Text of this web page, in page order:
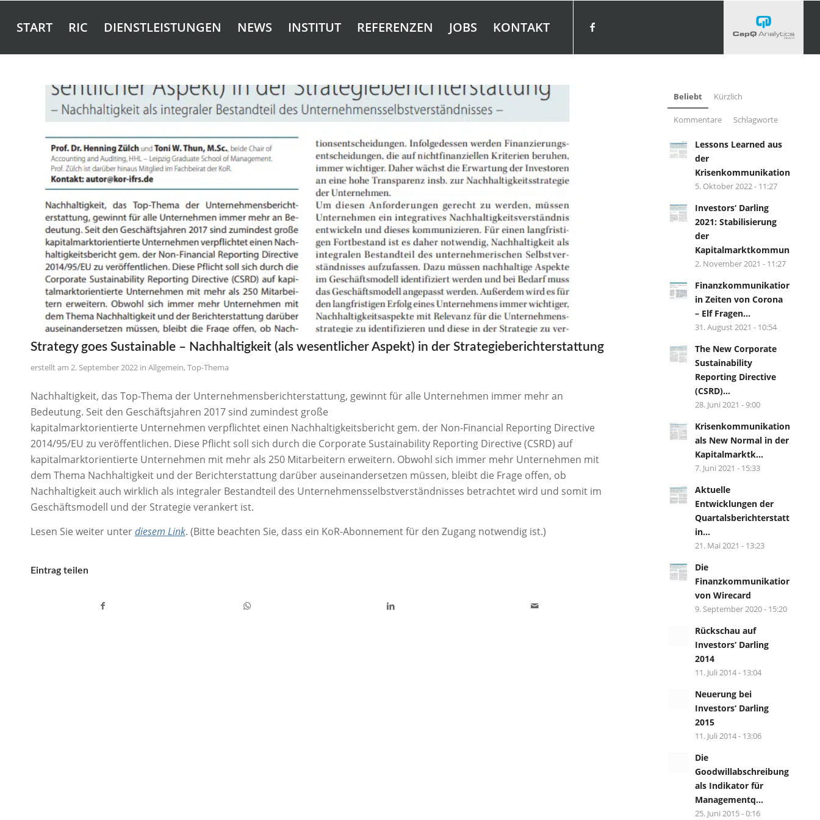
START RIC DIENSTLEISTUNGEN NEWS INSTITUT REFERENZEN JOBS KONTAKT
Strategy goes Sustainable – Nachhaltigkeit (als wesentlicher Aspekt) in der Strategieberichterstattung
2. September 2022 in Allgemein, Top-Thema
Nachhaltigkeit, das Top-Thema der Unternehmensberichterstattung, gewinnt für alle Unternehmen immer mehr an
Bedeutung. Seit den Geschäftsjahren 2017 sind zumindest große
kapitalmarktorientierte Unternehmen verpflichtet einen Nachhaltigkeitsbericht gem. der Non-Financial Reporting Directive
2014/95/EU zu veröffentlichen. Diese Pflicht soll sich durch die Corporate Sustainability Reporting Directive (CSRD) auf
kapitalmarktorientierte Unternehmen mit mehr als 250 Mitarbeitern erweitern. Obwohl sich immer mehr Unternehmen mit
dem Thema Nachhaltigkeit und der Berichterstattung darüber auseinandersetzen müssen, bleibt die Frage offen, ob
Nachhaltigkeit auch wirklich als integraler Bestandteil des Unternehmensselbstverständnisses betrachtet wird und somit im
Geschäftsmodell und der Strategie verankert ist.
Lesen Sie weiter unterdiesem Link. (Bitte beachten Sie, dass ein KoR-Abonnement für den Zugang notwendig ist.)
Eintrag teilen
Beliebt Kürzlich
Kommentare Schlagworte
Lessons Learned aus
der
Krisenkommunikation?
5. Oktober 2022 - 11:27
Investors‘ Darling
2021: Stabilisierung
der
2. November 2021 - 11:27
Finanzkommunikation
in Zeiten von Corona
– Elf Fragen...
31. August 2021 - 10:54
The New Corporate
Sustainability
Reporting Directive
(CSRD)...
28. Juni 2021 - 9:00
Krisenkommunikation
als New Normal in der
Kapitalmarktk...
7. Juni 2021 - 15:33
Aktuelle
Entwicklungen der
Quartalsberichterstattung
in...
21. Mai 2021 - 13:23
Die
Finanzkommunikation
von Wirecard
9. September 2020 - 15:20
Rückschau auf
Investors‘ Darling
2014
11. Juli 2014 - 13:04
Neuerung bei
Investors‘ Darling
2015
11. Juli 2014 - 13:06
Die
Goodwillabschreibung
als Indikator für
Managementq...
25. Juni 2015 - 0:16